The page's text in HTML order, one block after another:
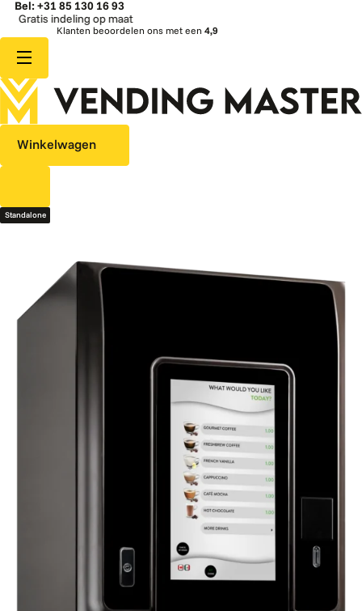
Bel: +31 85 130 16 93
op maat
Klanten beoordelen ons met een 4,9
Winkelwagen
Standalone